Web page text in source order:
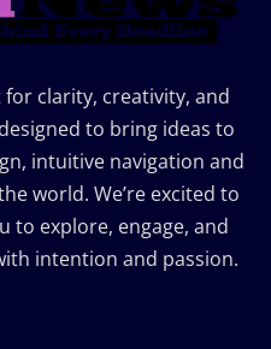
clarity, creativity, and
to bring ideas to
intuitive navigation and
world. We’re excited to
to explore, engage, and
intention and passion.